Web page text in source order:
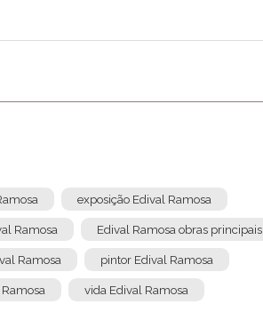
exposição Edival Ramosa
Ramosa Edival Ramosa obras principais
Ramosa pintor Edival Ramosa
vida Edival Ramosa